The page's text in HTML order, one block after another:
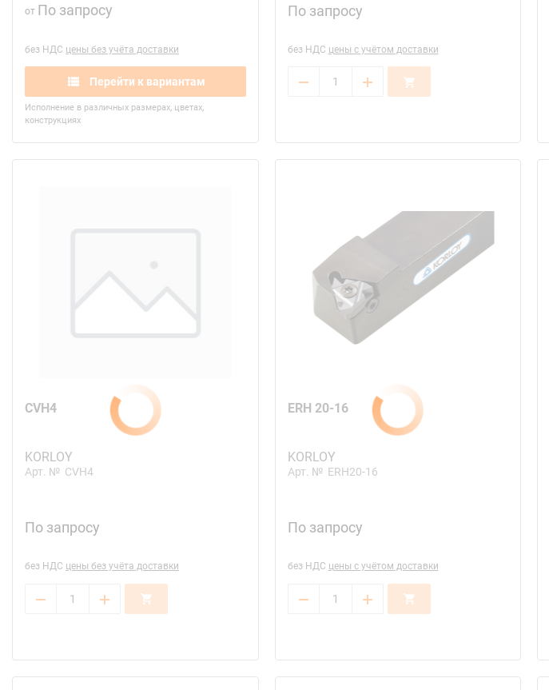
от По запросу
без НДС цены без учёта доставки
Перейти к вариантам
Исполнение в различных размерах, цветах,
конструкциях
По запросу
без НДС цены с учётом доставки
CVH4
KORLOY
Арт. № CVH4
По запросу
без НДС цены без учёта доставки
ERH 20-16
KORLOY
Арт. № ERH20-16
По запросу
без НДС цены с учётом доставки